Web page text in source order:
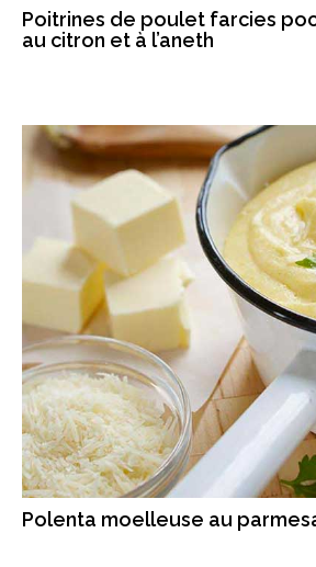
Poitrines de poulet farcies
au citron et à l’aneth
Polenta moelleuse au